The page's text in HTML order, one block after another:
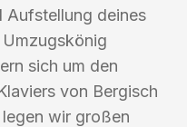
Aufstellung deines
sich um den
von Bergisch
wir großen